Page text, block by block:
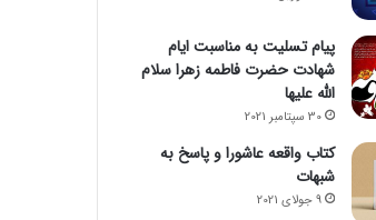
پیام تسلیت به مناسبت ایام
شهادت حضرت فاطمه زهرا سلام
الله علیها
30 سپتامبر 2021
کتاب واقعه عاشورا و پاسخ به
شبهات
9 جولای 2021